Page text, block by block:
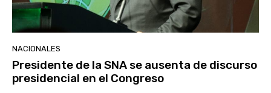
NACIONALES
Presidente de la SNA se ausenta de discurso
presidencial en el Congreso